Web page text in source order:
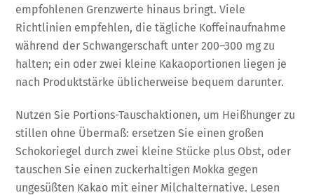
empfohlenen Grenzwerte hinaus bringt. Viele
Richtlinien empfehlen, die tägliche Koffeinaufnahme
während der Schwangerschaft unter 200–300 mg zu
halten; ein oder zwei kleine Kakaoportionen liegen je
nach Produktstärke üblicherweise bequem darunter.
Nutzen Sie Portions-Tauschaktionen, um Heißhunger zu
stillen ohne Übermaß: ersetzen Sie einen großen
Schokoriegel durch zwei kleine Stücke plus Obst, oder
tauschen Sie einen zuckerhaltigen Mokka gegen
ungesüßten Kakao mit einer Milchalternative. Lesen